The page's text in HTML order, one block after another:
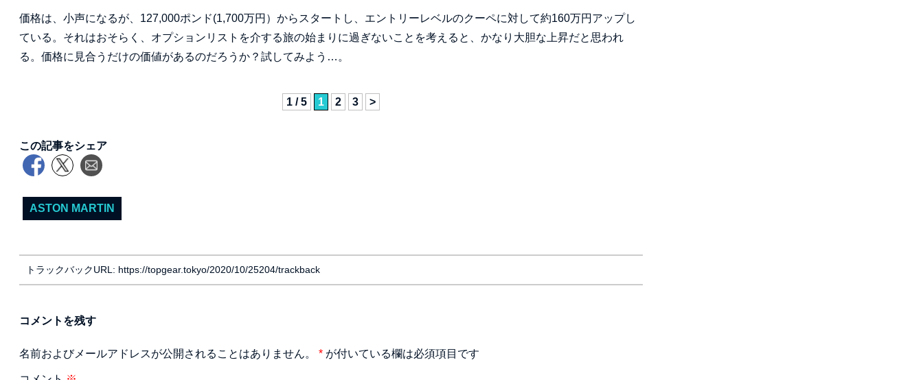
価格は、小声になるが、127,000ポンド(1,700万円）からスタートし、エントリーレベルのクーペに対して約160万円アップし
ている。それはおそらく、オプションリストを介する旅の始まりに過ぎないことを考えると、かなり大胆な上昇だと思われ
る。価格に見合うだけの価値があるのだろうか？試してみよう…。
1 / 5 1 2 3 >
この記事をシェア
ASTON MARTIN
トラックバックURL: https://topgear.tokyo/2020/10/25204/trackback
コメントを残す
名前およびメールアドレスが公開されることはありません。 * が付いている欄は必須項目です